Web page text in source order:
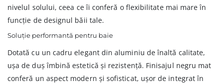
nivelul solului, ceea ce îi conferă o flexibilitate mai mare în
funcție de designul băii tale.
Soluție performantă pentru baie
Dotată cu un cadru elegant din aluminiu de înaltă calitate,
ușa de duș îmbină estetică și rezistență. Finisajul negru mat
conferă un aspect modern și sofisticat, ușor de integrat în